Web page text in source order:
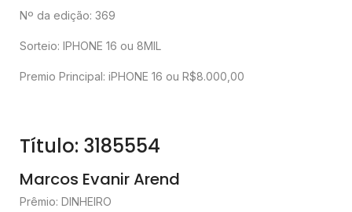
Nº da edição: 369
Sorteio: IPHONE 16 ou 8MIL
Premio Principal: iPHONE 16 ou R$8.000,00
Título: 3185554
Marcos Evanir Arend
Prêmio: DINHEIRO